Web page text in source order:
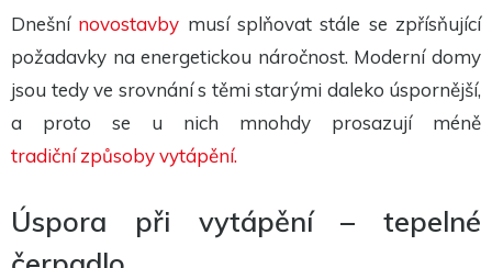
Dnešní novostavby musí splňovat stále se zpřísňující
požadavky na energetickou náročnost. Moderní domy
jsou tedy ve srovnání s těmi starými daleko úspornější,
a proto se u nich mnohdy prosazují méně
tradiční způsoby vytápění.
Úspora při vytápění – tepelné
Nutné
Tyto
cookies
nejsou
volitelné.
Jsou
potřeba